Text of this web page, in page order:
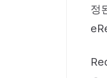
정